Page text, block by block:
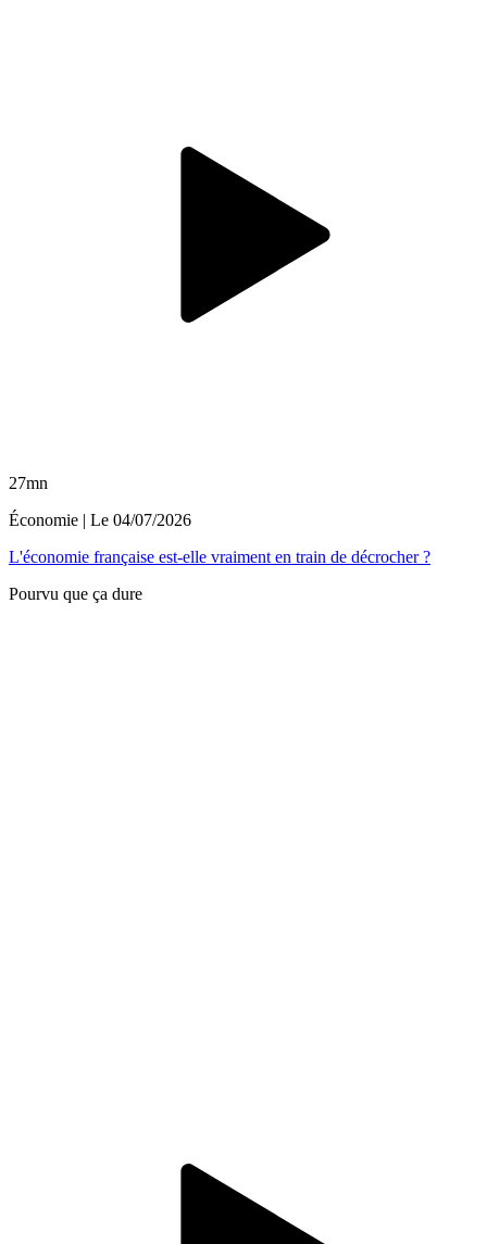
27mn
Économie | Le 04/07/2026
L'économie française est-elle vraiment en train de décrocher ?
Pourvu que ça dure